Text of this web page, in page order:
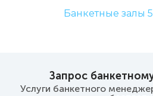
Банкетные залы
Запрос
Услуги банкетного